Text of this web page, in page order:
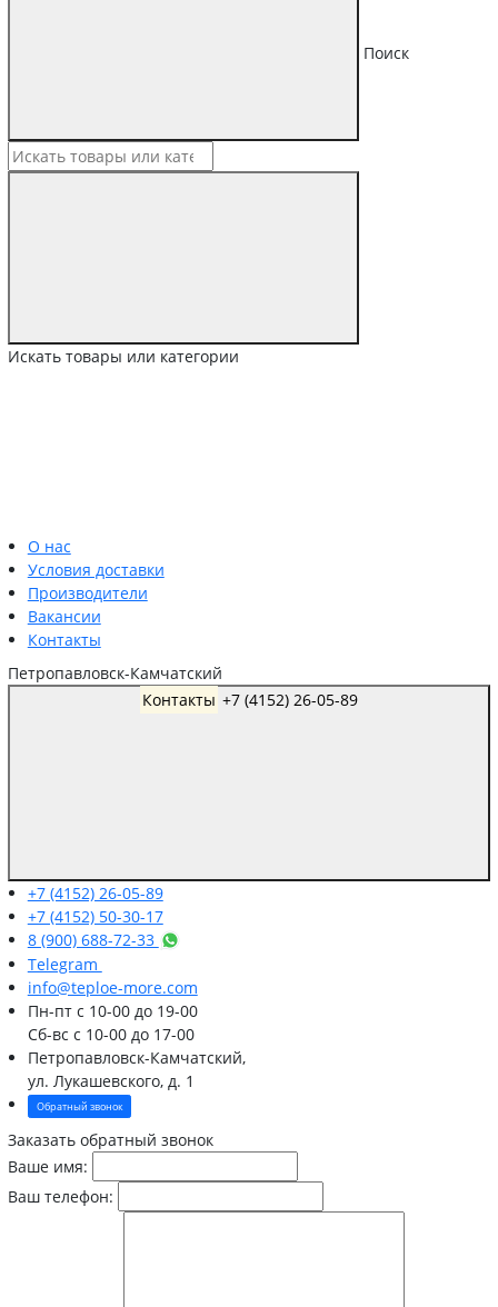
Поиск
Искать товары или категории
О нас
Условия доставки
Производители
Вакансии
Контакты
Петропавловск-Камчатский
Контакты
+7 (4152) 26-05-89
+7 (4152) 50-30-17
8 (900) 688-72-33
Telegram
info@teploe-more.com
Пн-птс 10-00 до 19-00
Сб-вс с 10-00 до 17-00
Петропавловск-Камчатский,
ул. Лукашевского, д. 1
Обратный звонок
Заказать обратный звонок
Ваше имя:
Ваш телефон: